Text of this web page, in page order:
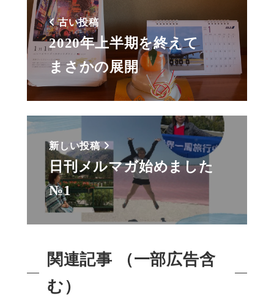
古い投稿
2020年上半期を終えて
まさかの展開
新しい投稿
日刊メルマガ始めました
№1
関連記事 （一部広告含
む）